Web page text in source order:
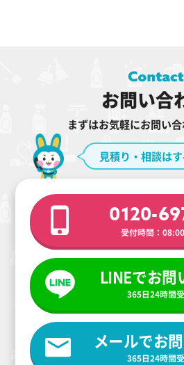
お問い合
まずはお気軽にお問い
見積り・相談は
0120-
受付時間：
LINEでお問
365日24時間
メールでお
365日24時間